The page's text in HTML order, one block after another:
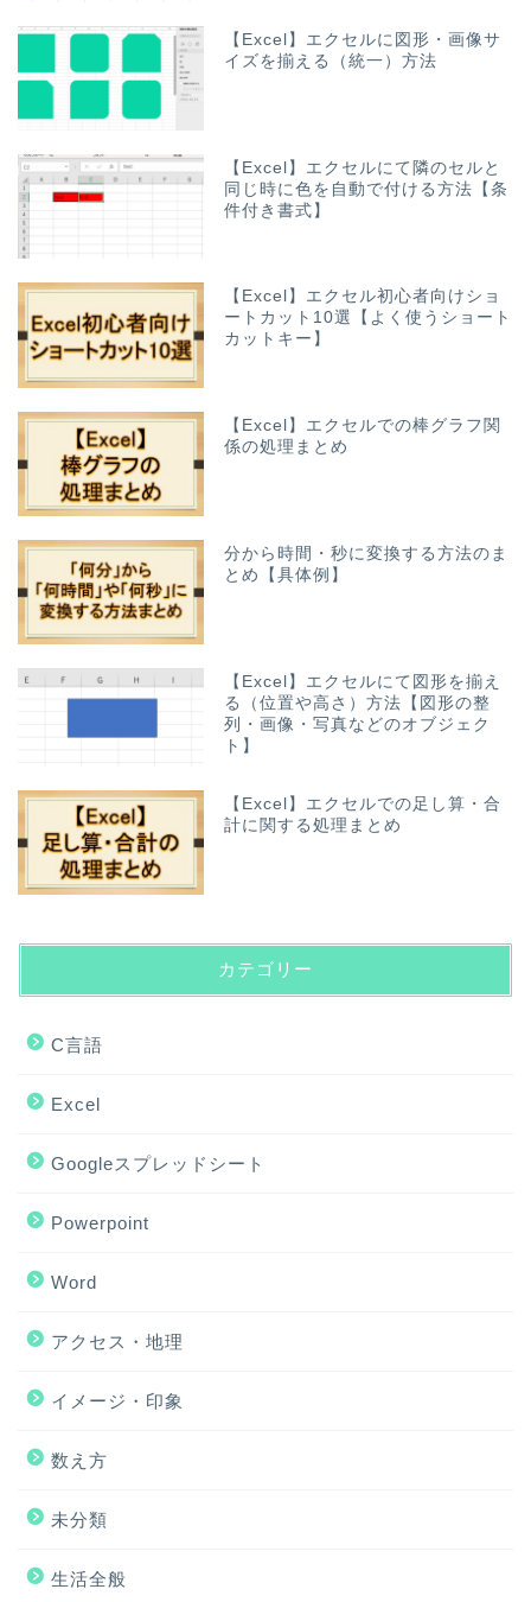
【Excel】エクセルに図形・画像サ
イズを揃える（統一）方法
【Excel】エクセルにて隣のセルと
同じ時に色を自動で付ける方法【条
件付き書式】
【Excel】エクセル初心者向けショ
ートカット10選【よく使うショート
カットキー】
【Excel】エクセルでの棒グラフ関
係の処理まとめ
分から時間・秒に変換する方法のま
とめ【具体例】
【Excel】エクセルにて図形を揃え
る（位置や高さ）方法【図形の整
列・画像・写真などのオブジェク
ト】
【Excel】エクセルでの足し算・合
計に関する処理まとめ
カテゴリー
C言語
Excel
Googleスプレッドシート
Powerpoint
Word
アクセス・地理
イメージ・印象
数え方
未分類
生活全般